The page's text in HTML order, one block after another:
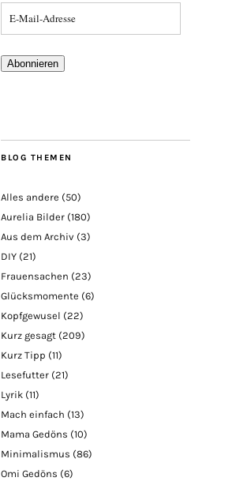
Abonnieren
BLOG THEMEN
Alles andere (50)
Aurelia Bilder (180)
Aus dem Archiv (3)
DIY (21)
Frauensachen (23)
Glücksmomente (6)
Kopfgewusel (22)
Kurz gesagt (209)
Kurz Tipp (11)
Lesefutter (21)
Lyrik (11)
Mach einfach (13)
Mama Gedöns (10)
Minimalismus (86)
Omi Gedöns (6)